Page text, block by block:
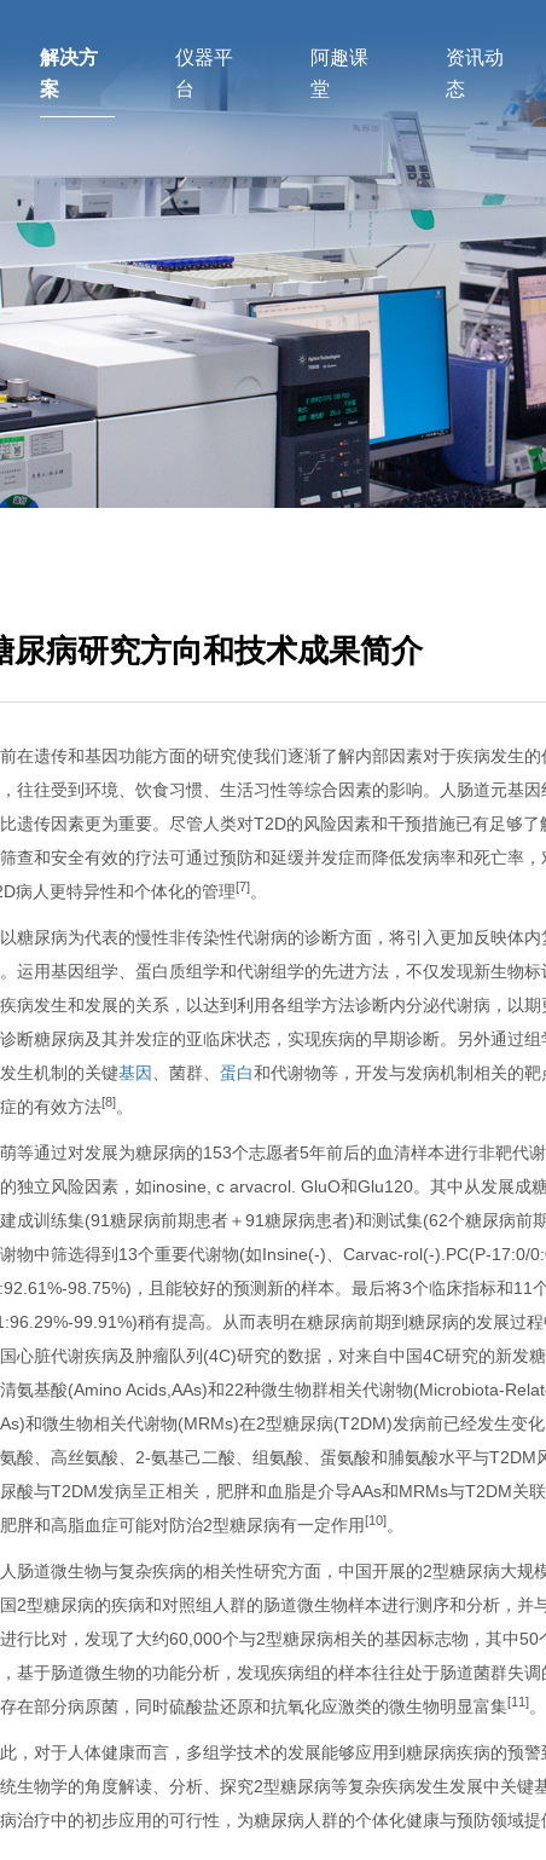
解决方
案
仪器平
台
阿趣课
堂
资讯动
态
尿病研究方向和技术成果简介
在遗传和基因功能方面的研究使我们逐渐了解内部因素对于疾病发生
往往受到环境、饮食习惯、生活习性等综合因素的影响。人肠道元基
遗传因素更为重要。尽管人类对T2D的风险因素和干预措施已有足够
查和安全有效的疗法可通过预防和延缓并发症而降低发病率和死亡率
病人更特异性和个体化的管理[7]。
糖尿病为代表的慢性非传染性代谢病的诊断方面，将引入更加反映体
运用基因组学、蛋白质组学和代谢组学的先进方法，不仅发现新生物
病发生和发展的关系，以达到利用各组学方法诊断内分泌代谢病，以
断糖尿病及其并发症的亚临床状态，实现疾病的早期诊断。另外通过
生机制的关键基因、菌群、蛋白和代谢物等，开发与发病机制相关的
的有效方法[8]。
等通过对发展为糖尿病的153个志愿者5年前后的血清样本进行非靶代
独立风险因素，如inosine, c arvacrol. GluO和Glu120。其中从发展成
成训练集(91糖尿病前期患者＋91糖尿病患者)和测试集(62个糖尿病前
物中筛选得到13个重要代谢物(如Insine(-)、Carvac-rol(-).PC(P-17:0/
98.75%)，且能较好的预测新的样本。最后将3个临床指标和11
99.91%)稍有提高。从而表明在糖尿病前期到糖尿病的发展过
心脏代谢疾病及肿瘤队列(4C)研究的数据，对来自中国4C研究的新发
氨基酸(Amino Acids,AAs)和22种微生物群相关代谢物(Microbiota-
和微生物相关代谢物(MRMs)在2型糖尿病(T2DM)发病前已经发生变
酸、高丝氨酸、2-氨基己二酸、组氨酸、蛋氨酸和脯氨酸水平与
酸与T2DM发病呈正相关，肥胖和血脂是介导AAs和MRMs与T2DM关
胖和高脂血症可能对防治2型糖尿病有一定作用[10]。
肠道微生物与复杂疾病的相关性研究方面，中国开展的2型糖尿病大
2型糖尿病的疾病和对照组人群的肠道微生物样本进行测序和分析，
行比对，发现了大约60,000个与2型糖尿病相关的基因标志物，其中
基于肠道微生物的功能分析，发现疾病组的样本往往处于肠道菌群失
在部分病原菌，同时硫酸盐还原和抗氧化应激类的微生物明显富集[11]。
，对于人体健康而言，多组学技术的发展能够应用到糖尿病疾病的预
生物学的角度解读、分析、探究2型糖尿病等复杂疾病发生发展中关键
治疗中的初步应用的可行性，为糖尿病人群的个体化健康与预防领域提